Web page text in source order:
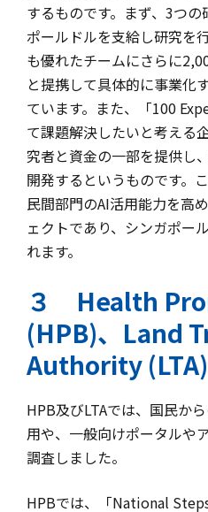
するものです。まず、3つ
ポールドルを支給し研究を
も優れたチームにさらに
と提携して具体的に事業化
ています。また、「100
て課題解決したいと考える
究者と資金の一部を提供し
開発するというものです。
民間部門のAI活用能力を高
ェクトであり、シンガポー
れます。
３ Health
(HPB)、Land
Authority (LTA)
HPB及びLTAでは、国民か
用や、一般向けポータルや
調査しました。
HPBでは、「National